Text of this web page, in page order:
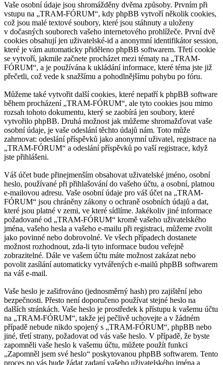
Vaše osobní údaje jsou shromážděny dvěma způsoby. Prvním při
vstupu na „TRAM-FÓRUM“, kdy phpBB vytvoří několik cookies,
což jsou malé textové soubory, které jsou stáhnuty a uloženy
v dočasných souborech vašeho internetového prohlížeče. První dvě
cookies obsahují jen uživatelské-id a anonymní identifikátor session,
které je vám automaticky přiděleno phpBB softwarem. Třetí cookie
se vytvoří, jakmile začnete procházet mezi tématy na „TRAM-
FÓRUM“, a je používána k ukládání informace, které téma jste již
přečetli, což vede k snažšímu a pohodlnějšímu pohybu po fóru.
Můžeme také vytvořit další cookies, které nepatří k phpBB software
během procházení „TRAM-FÓRUM“, ale tyto cookies jsou mimo
rozsah tohoto dokumentu, který se zaobírá jen soubory, které
vytvořilo phpBB. Druhá možnost jak můžeme shromažďovat vaše
osobní údaje, je vaše odeslání těchto údajů nám. Toto může
zahrnovat: odeslání příspěvků jako anonymní uživatel, registrace na
„TRAM-FÓRUM“ a odeslání příspěvků po vaší registrace, když
jste přihlášeni.
Váš účet bude přinejmenším obsahovat uživatelské jméno, osobní
heslo, používané při přihlašování do vašeho účtu, a osobní, platnou
e-mailovou adresu. Vaše osobní údaje pro váš účet na „TRAM-
FÓRUM“ jsou chráněny zákony o ochraně osobních údajů a dat,
které jsou platné v zemi, ve které sídlíme. Jakékoliv jiné informace
požadované od „TRAM-FÓRUM“ kromě vašeho uživatelského
jména, vašeho hesla a vašeho e-mailu při registraci, můžeme zvolit
jako povinné nebo dobrovolné. Ve všech případech dostanete
možnost rozhodnout, zda-li tyto informace budou veřejně
zobrazitelné. Dále ve vašem účtu máte možnost zakázat nebo
povolit zasílání automaticky vytvářených e-mailů phpBB softwarem
na váš e-mail.
Vaše heslo je zašifrováno (jednosměrný hash) pro zajištění jeho
bezpečnosti. Přesto není doporučeno používat stejné heslo na
dalších stránkách. Vaše heslo je prostředek k přístupu k vašemu účtu
na „TRAM-FÓRUM“, takže jej pečlivě uchovejte a v žádném
případě nebude nikdo spojený s „TRAM-FÓRUM“, phpBB nebo
jiné, třetí strany, požadovat od vás vaše heslo. V případě, že byste
zapomněli vaše heslo k vašemu účtu, můžete použít funkci
„Zapomněl jsem své heslo“ poskytovanou phpBB softwarem. Tento
proces po vás bude žádat zadaní vašeho uživatelského jména a